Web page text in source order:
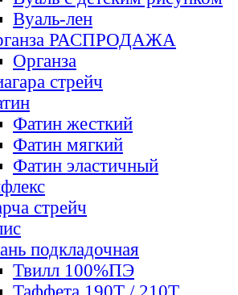
Вуаль-лен
РАСПРОДАЖА
Органза
стрейч
Фатин жесткий
Фатин мягкий
Фатин элаcтичный
стрейч
подкладочная
Твилл 100%ПЭ